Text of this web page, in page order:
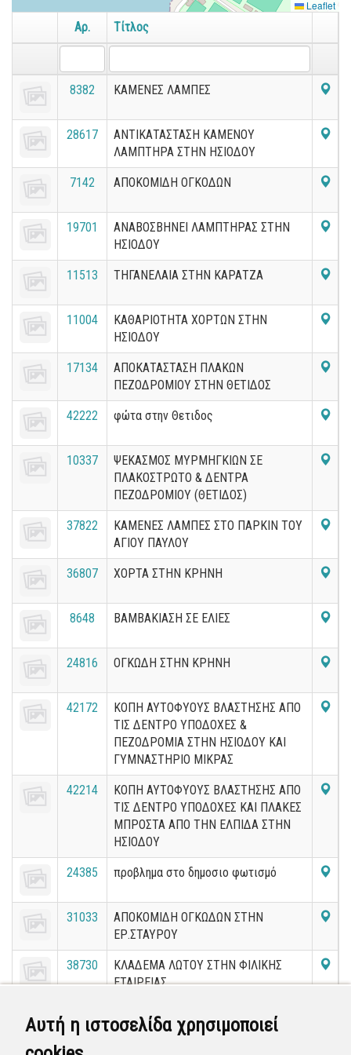
Αυτή η ιστοσελίδα χρησιμοποιεί
Leaflet
Αρ. Τίτλος
8382 ΚΑΜΕΝΕΣ ΛΑΜΠΕΣ
28617
ΑΝΤΙΚΑΤΑΣΤΑΣΗ ΚΑΜΕΝΟΥ
ΛΑΜΠΤΗΡΑ ΣΤΗΝ ΗΣΙΟΔΟΥ
7142 ΑΠΟΚΟΜΙΔΗ ΟΓΚΟΔΩΝ
19701
ΑΝΑΒΟΣΒΗΝΕΙ ΛΑΜΠΤΗΡΑΣ ΣΤΗΝ
ΗΣΙΟΔΟΥ
11513 ΤΗΓΑΝΕΛΑΙΑ ΣΤΗΝ ΚΑΡΑΤΖΑ
11004
ΚΑΘΑΡΙΟΤΗΤΑ ΧΟΡΤΩΝ ΣΤΗΝ
ΗΣΙΟΔΟΥ
17134
ΑΠΟΚΑΤΑΣΤΑΣΗ ΠΛΑΚΩΝ
ΠΕΖΟΔΡΟΜΙΟΥ ΣΤΗΝ ΘΕΤΙΔΟΣ
42222 φώτα στην Θετιδος
10337
ΨΕΚΑΣΜΟΣ ΜΥΡΜΗΓΚΙΩΝ ΣΕ
ΠΛΑΚΟΣΤΡΩΤΟ & ΔΕΝΤΡΑ
ΠΕΖΟΔΡΟΜΙΟΥ (ΘΕΤΙΔΟΣ)
37822
ΚΑΜΕΝΕΣ ΛΑΜΠΕΣ ΣΤΟ ΠΑΡΚΙΝ ΤΟΥ
ΑΓΙΟΥ ΠΑΥΛΟΥ
36807 ΧΟΡΤΑ ΣΤΗΝ ΚΡΗΝΗ
8648 ΒΑΜΒΑΚΙΑΣΗ ΣΕ ΕΛΙΕΣ
24816 ΟΓΚΩΔΗ ΣΤΗΝ ΚΡΗΝΗ
42172
ΚΟΠΗ ΑΥΤΟΦΥΟΥΣ ΒΛΑΣΤΗΣΗΣ ΑΠΟ
ΤΙΣ ΔΕΝΤΡΟ ΥΠΟΔΟΧΕΣ &
ΠΕΖΟΔΡΟΜΙΑ ΣΤΗΝ ΗΣΙΟΔΟΥ ΚΑΙ
ΓΥΜΝΑΣΤΗΡΙΟ ΜΙΚΡΑΣ
42214
ΚΟΠΗ ΑΥΤΟΦΥΟΥΣ ΒΛΑΣΤΗΣΗΣ ΑΠΟ
ΤΙΣ ΔΕΝΤΡΟ ΥΠΟΔΟΧΕΣ ΚΑΙ ΠΛΑΚΕΣ
ΜΠΡΟΣΤΑ ΑΠΟ ΤΗΝ ΕΛΠΙΔΑ ΣΤΗΝ
ΗΣΙΟΔΟΥ
24385 προβλημα στο δημοσιο φωτισμό
31033
ΑΠΟΚΟΜΙΔΗ ΟΓΚΩΔΩΝ ΣΤΗΝ
ΕΡ.ΣΤΑΥΡΟΥ
38730
ΚΛΑΔΕΜΑ ΛΩΤΟΥ ΣΤΗΝ ΦΙΛΙΚΗΣ
ΕΤΑΙΡΕΙΑΣ
ΚΑΘΑΡΙΣΜΟΣ ΤΗΣ ΘΕΤΙΔΟΣ